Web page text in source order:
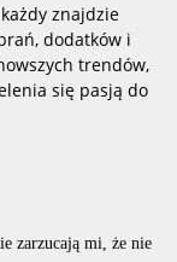
znajdzie
dodatków i
trendów,
się pasją do
zarzucają mi, że nie